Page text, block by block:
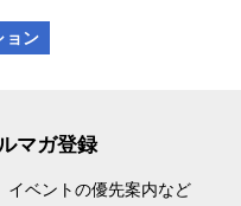
ョン
マガ登録
イベントの優先案内など